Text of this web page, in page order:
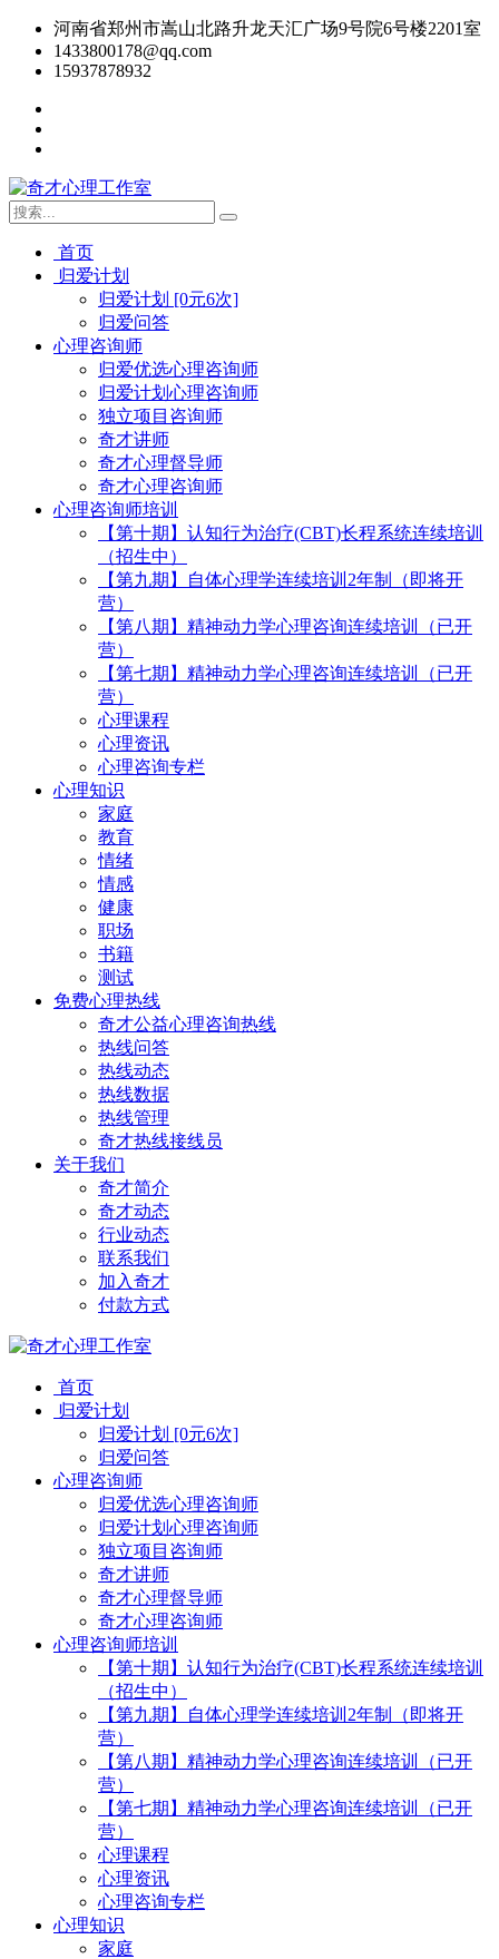
河南省郑州市嵩山北路升龙天汇广场9号院6号楼2201室
1433800178@qq.com
15937878932
首页
归爱计划
归爱计划 [0元6次]
归爱问答
心理咨询师
归爱优选心理咨询师
归爱计划心理咨询师
独立项目咨询师
奇才讲师
奇才心理督导师
奇才心理咨询师
心理咨询师培训
【第十期】认知行为治疗(CBT)长程系统连续培训
（招生中）
【第九期】自体心理学连续培训2年制（即将开
营）
【第八期】精神动力学心理咨询连续培训（已开
营）
【第七期】精神动力学心理咨询连续培训（已开
营）
心理课程
心理资讯
心理咨询专栏
心理知识
家庭
教育
情绪
情感
健康
职场
书籍
测试
免费心理热线
奇才公益心理咨询热线
热线问答
热线动态
热线数据
热线管理
奇才热线接线员
关于我们
奇才简介
奇才动态
行业动态
联系我们
加入奇才
付款方式
首页
归爱计划
归爱计划 [0元6次]
归爱问答
心理咨询师
归爱优选心理咨询师
归爱计划心理咨询师
独立项目咨询师
奇才讲师
奇才心理督导师
奇才心理咨询师
心理咨询师培训
【第十期】认知行为治疗(CBT)长程系统连续培训
（招生中）
【第九期】自体心理学连续培训2年制（即将开
营）
【第八期】精神动力学心理咨询连续培训（已开
营）
【第七期】精神动力学心理咨询连续培训（已开
营）
心理课程
心理资讯
心理咨询专栏
心理知识
家庭